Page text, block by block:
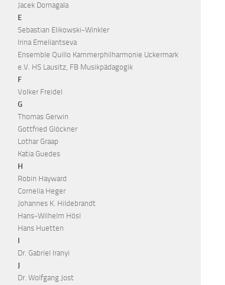
Jacek Domagala
E
Sebastian Elikowski-Winkler
Irina Emeliantseva
Ensemble Quillo Kammerphilharmonie Uckermark
e.V. HS Lausitz, FB Musikpädagogik
F
Volker Freidel
G
Thomas Gerwin
Gottfried Glöckner
Lothar Graap
Katia Guedes
H
Robin Hayward
Cornelia Heger
Johannes K. Hildebrandt
Hans-Wilhelm Hösl
Hans Huetten
I
Dr. Gabriel Iranyi
J
Dr. Wolfgang Jost